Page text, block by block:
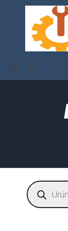
Products
search